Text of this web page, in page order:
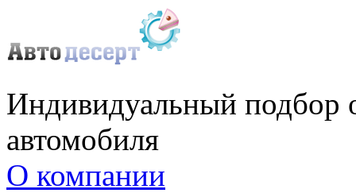
Индивидуальный подбор
автомобиля
О компании